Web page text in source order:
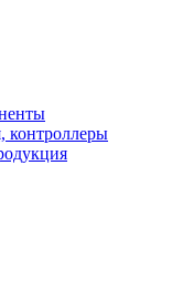
контроллеры